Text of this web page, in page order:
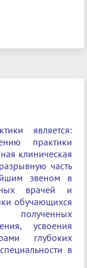
является:
практики
клиническая
часть
звеном в
врачей и
обучающихся
полученных
усвоения
глубоких
в